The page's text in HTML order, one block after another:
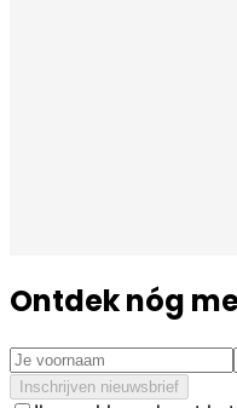
Ontdek nóg
Inschrijven nieuwsbrief